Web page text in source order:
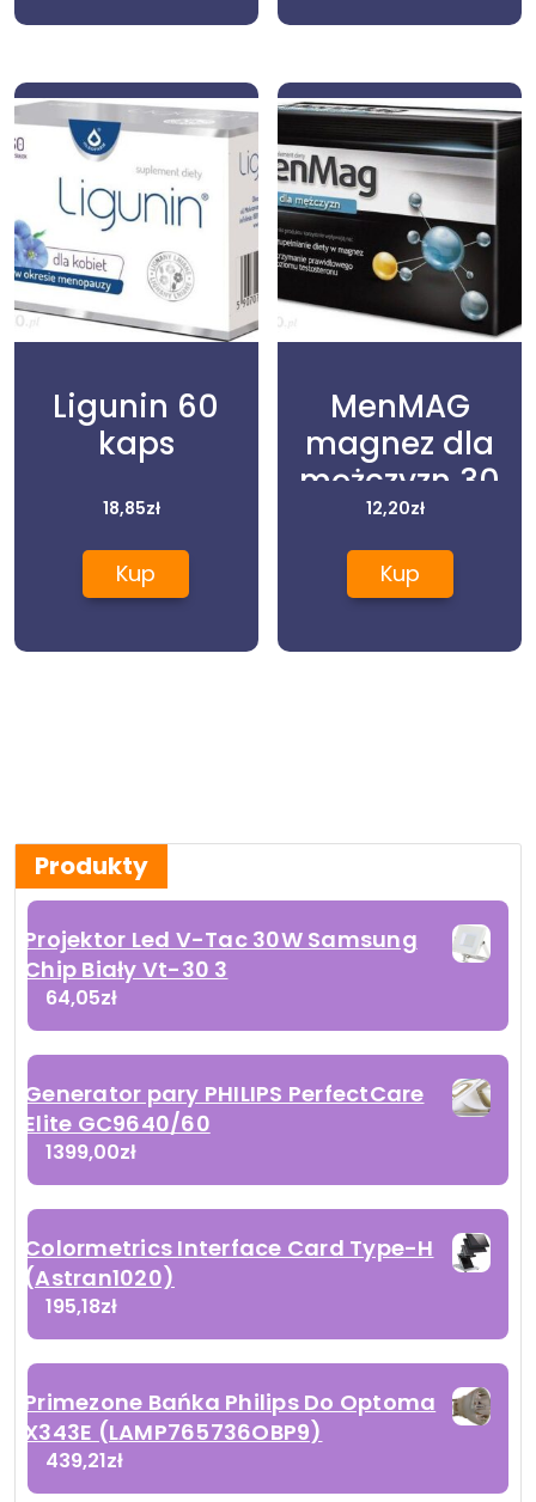
Ligunin 60
kaps
18,85zł
Kup
MenMAG
magnez dla
mężczyzn 30
tabl
12,20zł
Kup
Produkty
Projektor Led V-Tac 30W Samsung
Chip Biały Vt-30 3
64,05zł
Generator pary PHILIPS PerfectCare
Elite GC9640/60
1399,00zł
Colormetrics Interface Card Type-H
(Astran1020)
195,18zł
Primezone Bańka Philips Do Optoma
X343E (LAMP765736OBP9)
439,21zł